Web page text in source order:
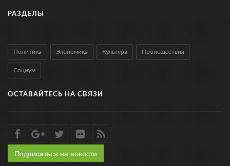
РАЗДЕЛЫ
Политика Экономика Культура Происшествия
Социум
ОСТАВАЙТЕСЬ НА СВЯЗИ
Подписаться на новости